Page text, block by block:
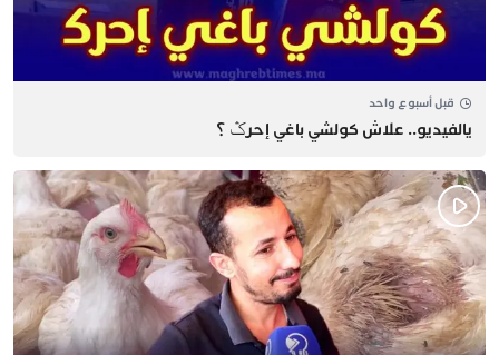
قبل أسبوع واحد
يالفيديو.. علاش كولشي باغي إحرݣ ؟